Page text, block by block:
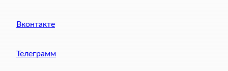
Вконтакте
Телеграмм